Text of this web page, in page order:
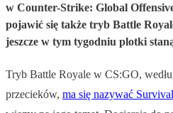
w Counter-Strike: Global
pojawić się także tryb Battle
jeszcze w tym tygodniu plotki
Tryb Battle Royale w CS:GO,
przecieków, ma się nazywać